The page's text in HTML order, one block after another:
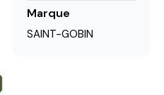
Marque
SAINT-GOBIN